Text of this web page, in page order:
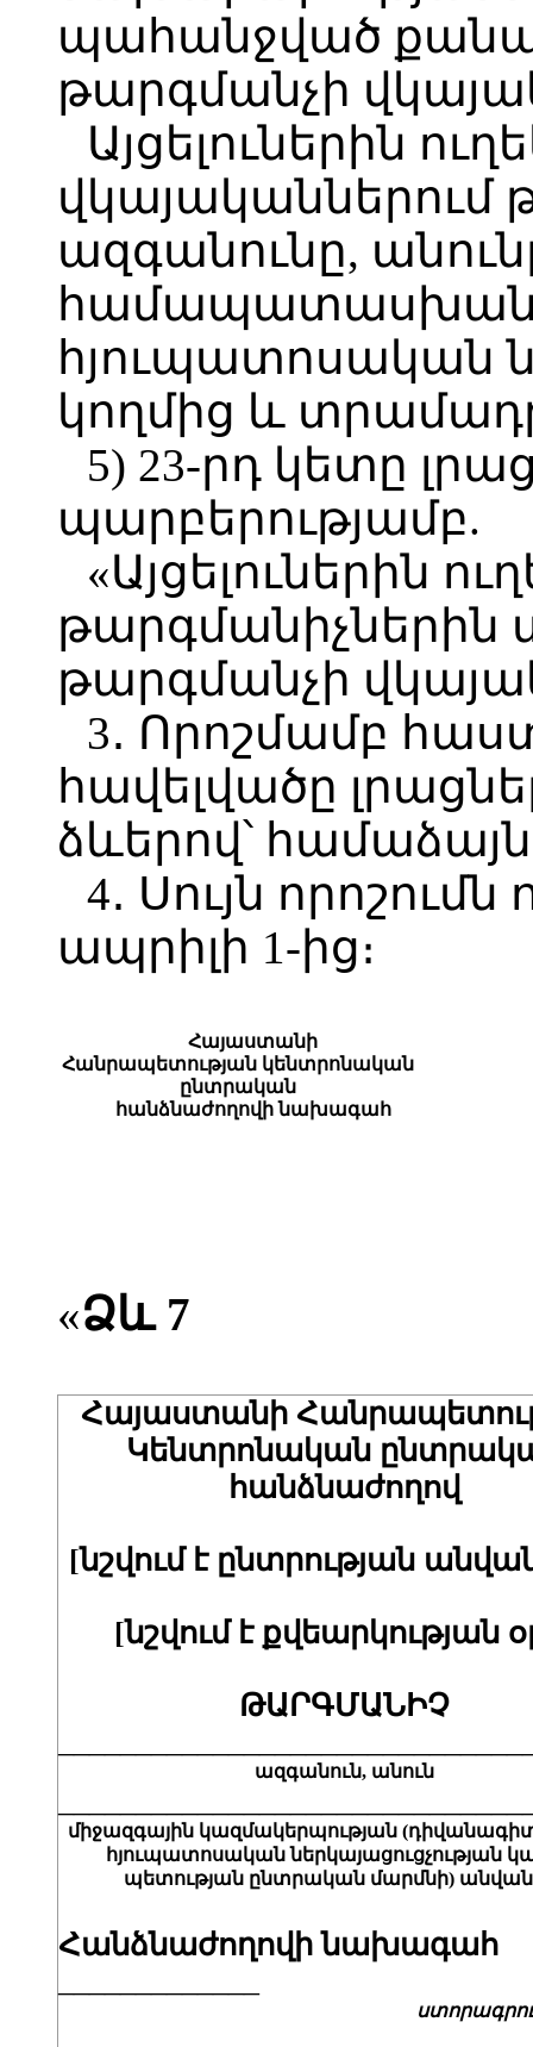
պահանջված
թարգմանչի
Այցելուներին
վկայականներում
ազգանունը,
համապատասխան
հյուպատոսական
կողմից և
5) 23-րդ կետը
պարբերությամբ.
«Այցելուներին
թարգմանիչներին
թարգմանչի
3․ Որոշմամբ
հավելվածը
ձևերով՝
4․ Սույն
ապրիլի 1-ից։
Հայաստանի
Հանրապետության կենտրոնական
ընտրական
հանձնաժողովի նախագահ
«Ձև 7
Հայաստանի
Կենտրոնական
հանձնաժողով
[նշվում է ընտրության
[նշվում է քվեարկության
ԹԱՐԳՄԱՆԻՉ
ազգանուն, անուն
միջազգային կազմակերպության
հյուպատոսական ներկայացուցչության
պետության ընտրական մարմնի)
Հանձնաժողովի նախագահ